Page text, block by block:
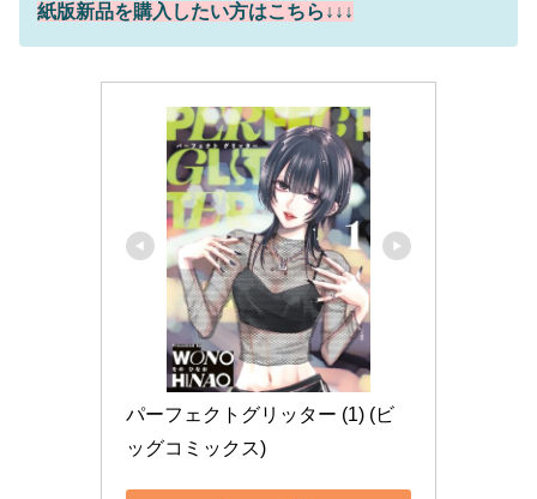
紙版新品を購入したい方はこちら↓↓↓
パーフェクトグリッター (1) (ビ
ッグコミックス)